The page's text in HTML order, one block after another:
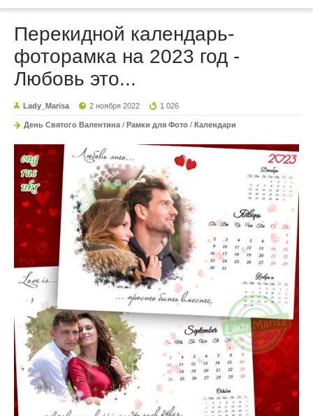
Перекидной календарь-
фоторамка на 2023 год -
Любовь это...
Lady_Marisa 2 ноября 2022 1 026
День Святого Валентина / Рамки для Фото / Календари